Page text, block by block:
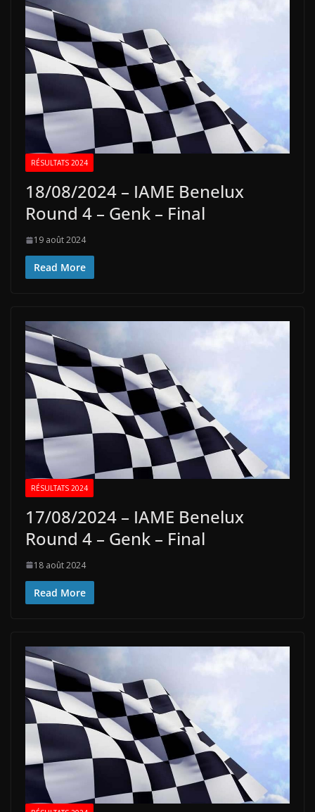
RÉSULTATS 2024
18/08/2024 – IAME Benelux
Round 4 – Genk – Final
19 août 2024
Read More
RÉSULTATS 2024
17/08/2024 – IAME Benelux
Round 4 – Genk – Final
18 août 2024
Read More